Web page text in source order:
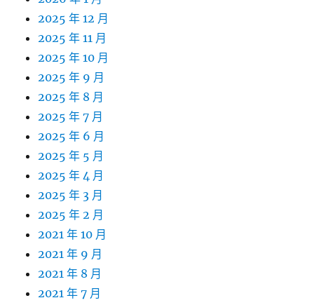
2025 年 12 月
2025 年 11 月
2025 年 10 月
2025 年 9 月
2025 年 8 月
2025 年 7 月
2025 年 6 月
2025 年 5 月
2025 年 4 月
2025 年 3 月
2025 年 2 月
2021 年 10 月
2021 年 9 月
2021 年 8 月
2021 年 7 月